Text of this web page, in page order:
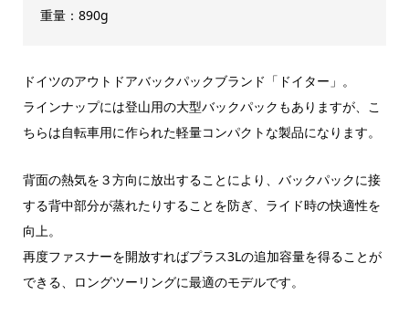
重量：890g
ドイツのアウトドアバックパックブランド「ドイター」。
ラインナップには登山用の大型バックパックもありますが、こ
ちらは自転車用に作られた軽量コンパクトな製品になります。
背面の熱気を３方向に放出することにより、バックパックに接
する背中部分が蒸れたりすることを防ぎ、ライド時の快適性を
向上。
再度ファスナーを開放すればプラス3Lの追加容量を得ることが
できる、ロングツーリングに最適のモデルです。